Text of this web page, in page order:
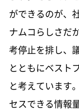
ができるのが、
ナムコらしさだ
考停止を排し、
とともにベスト
と考えています
セスできる情報